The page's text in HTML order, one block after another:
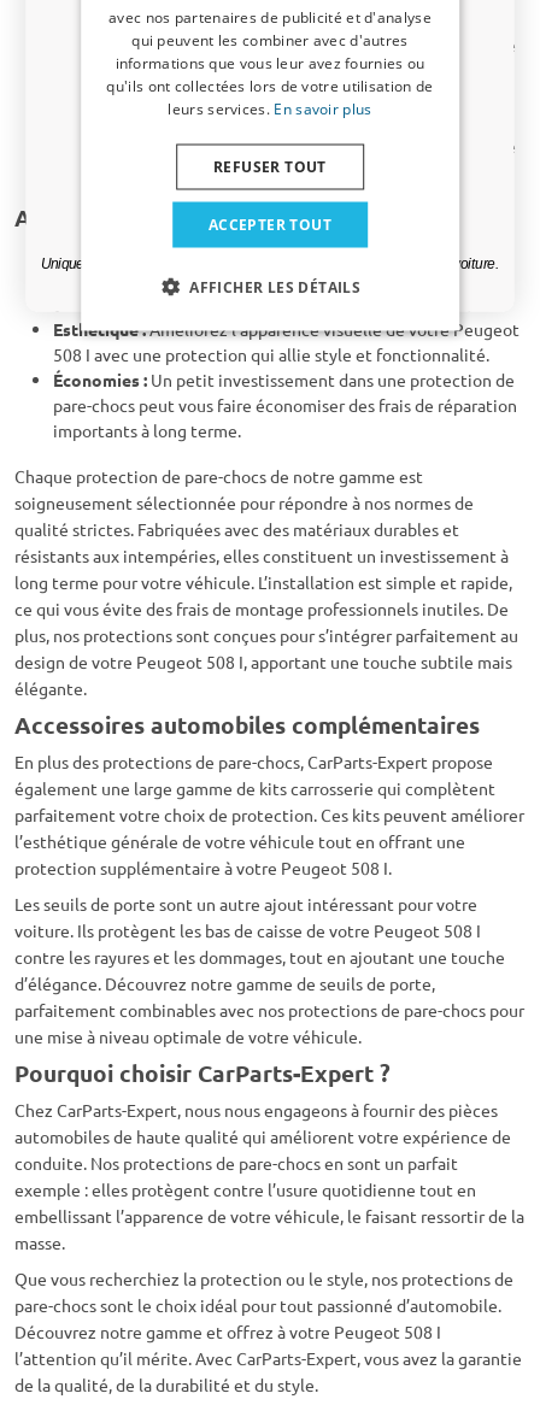
durables et offrent une excellente protection contre les
rayures et les bosses. Leur finition noire mate protège contre
les rayons UV, garantissant une qualité durable.
Les protections en ABS sont solides, résistantes aux
chocs et offrent un haut niveau de protection. Elles sont
faciles à installer et disponibles en plusieurs finitions, dont le
noir mat et l’aspect carbone.
Avantages des protections de pare-chocs
Protection :
Évitez des réparations coûteuses de votre pare-
chocs dues à l’utilisation quotidienne, comme les rayures, les
Esthétique :Améliorez l’apparence visuelle de votre Peugeot
508 I avec une protection qui allie style et fonctionnalité.
Économies : Un petit investissement dans une protection de
pare-chocs peut vous faire économiser des frais de réparation
importants à long terme.
Chaque protection de pare-chocs de notre gamme est
soigneusement sélectionnée pour répondre à nos normes de
qualité strictes. Fabriquées avec des matériaux durables et
résistants aux intempéries, elles constituent un investissement à
long terme pour votre véhicule. L’installation est simple et rapide,
ce qui vous évite des frais de montage professionnels inutiles. De
plus, nos protections sont conçues pour s’intégrer parfaitement au
design de votre Peugeot 508 I, apportant une touche subtile mais
élégante.
Accessoires automobiles complémentaires
En plus des protections de pare-chocs, CarParts-Expert propose
également une large gamme de kits carrosserie qui complètent
parfaitement votre choix de protection. Ces kits peuvent améliorer
l’esthétique générale de votre véhicule tout en offrant une
protection supplémentaire à votre Peugeot 508 I.
Les seuils de porte sont un autre ajout intéressant pour votre
voiture. Ils protègent les bas de caisse de votre Peugeot 508 I
contre les rayures et les dommages, tout en ajoutant une touche
d’élégance. Découvrez notre gamme de seuils de porte,
parfaitement combinables avec nos protections de pare-chocs pour
une mise à niveau optimale de votre véhicule.
Pourquoi choisir CarParts-Expert ?
Chez CarParts-Expert, nous nous engageons à fournir des pièces
automobiles de haute qualité qui améliorent votre expérience de
conduite. Nos protections de pare-chocs en sont un parfait
exemple : elles protègent contre l’usure quotidienne tout en
embellissant l’apparence de votre véhicule, le faisant ressortir de la
masse.
Que vous recherchiez la protection ou le style, nos protections de
pare-chocs sont le choix idéal pour tout passionné d’automobile.
Découvrez notre gamme et offrez à votre Peugeot 508 I
l’attention qu’il mérite. Avec CarParts-Expert, vous avez la garantie
de la qualité, de la durabilité et du style.
avec nos partenaires de publicité et d'analyse
qui peuvent les combiner avec d'autres
informations que vous leur avez fournies ou
qu'ils ont collectées lors de votre utilisation de
leurs services. En savoir plus
ACCEPTER TOUT
REFUSER TOUT
AFFICHER LES DÉTAILS
Inscrivez-vous dès maintenant à notre
newsletter et profitez-en ! Votre code promo est
valable 3 jours.
Uniquement des mises à jour et des offres pertinentes pour votre voiture.